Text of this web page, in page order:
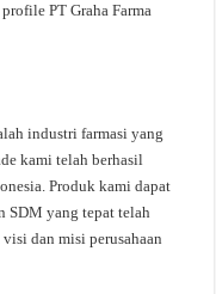
PT Graha Farma
industri farmasi yang
kami telah berhasil
Produk kami dapat
SDM yang tepat telah
dan misi perusahaan